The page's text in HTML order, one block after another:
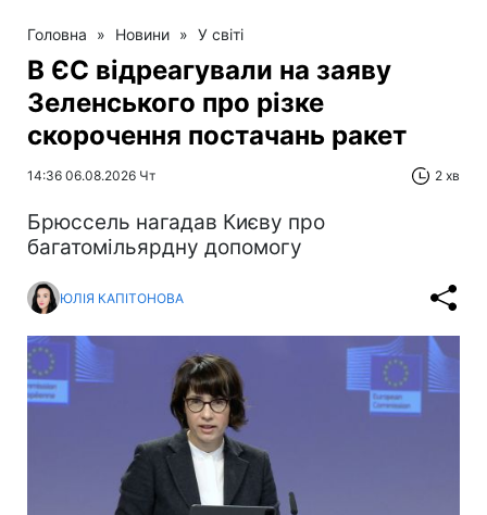
Головна » Новини » У світі
В ЄС відреагували на заяву
Зеленського про різке
скорочення постачань ракет
14:36 06.08.2026 Чт 2 хв
Брюссель нагадав Києву про
багатомільярдну допомогу
ЮЛІЯ КАПІТОНОВА